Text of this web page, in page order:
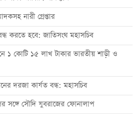
নারী গ্রেপ্তার
করতে হবে: জাতিসংঘ মহাসচিব
১ কোটি ১৫ লাখ টাকার ভারতীয় শাড়ী ও
দরজা কার্যত বন্ধ: মহাসচিব
সঙ্গে সৌদি যুবরাজের ফোনালাপ